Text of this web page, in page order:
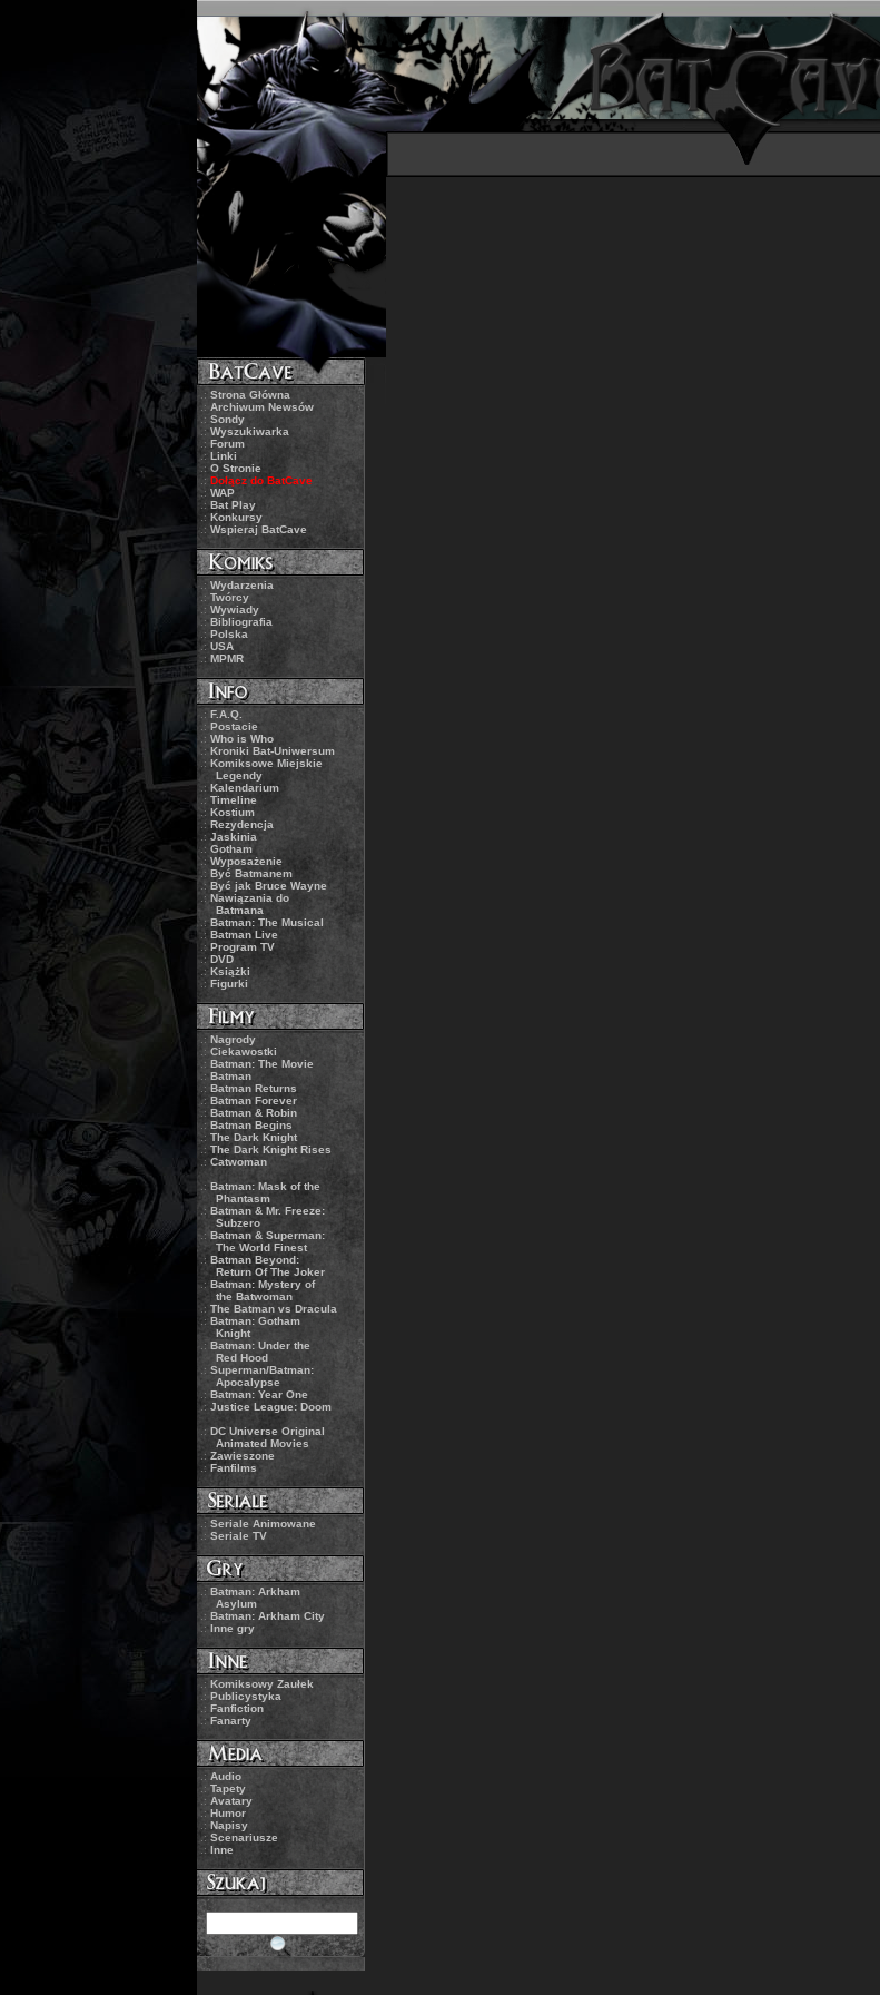
.: Strona Główna
.: Archiwum Newsów
.: Sondy
.:Wyszukiwarka
.: Forum
.: Linki
.: O Stronie
.: Dołącz do BatCave
.: WAP
.: Bat Play
.: Konkursy
.: Wspieraj BatCave
.: Wydarzenia
.: Twórcy
.: Wywiady
.:Bibliografia
.: Polska
.: USA
.: MPMR
.: F.A.Q.
.: Postacie
.: Who is Who
.:Kroniki Bat-Uniwersum
.: Komiksowe Miejskie
Legendy
.: Kalendarium
.: Timeline
.: Kostium
.: Rezydencja
.: Jaskinia
.: Gotham
.:Wyposażenie
.: Być Batmanem
.: Być jak Bruce Wayne
.: Nawiązania do
Batmana
.:Batman: The Musical
.: Batman Live
.: Program TV
.: DVD
.:Książki
.: Figurki
.: Nagrody
.: Ciekawostki
.: Batman: The Movie
.:Batman
.: Batman Returns
.: Batman Forever
.: Batman & Robin
.: Batman Begins
.: The Dark Knight
.: The Dark Knight Rises
.: Catwoman
.:Batman: Mask of the
Phantasm
.: Batman & Mr. Freeze:
Subzero
.: Batman & Superman:
The World Finest
.: Batman Beyond:
Return Of The Joker
.: Batman: Mystery of
the Batwoman
.: The Batman vs Dracula
.: Batman: Gotham
Knight
.: Batman: Under the
Red Hood
.: Superman/Batman:
Apocalypse
.: Batman: Year One
.: Justice League: Doom
.: DC Universe Original
Animated Movies
.: Zawieszone
.: Fanfilms
.: Seriale Animowane
.: Seriale TV
.: Batman: Arkham
Asylum
.: Batman: Arkham City
.:Inne gry
.: Komiksowy Zaułek
.: Publicystyka
.: Fanfiction
.:Fanarty
.: Audio
.: Tapety
.: Avatary
.:Humor
.: Napisy
.: Scenariusze
.: Inne